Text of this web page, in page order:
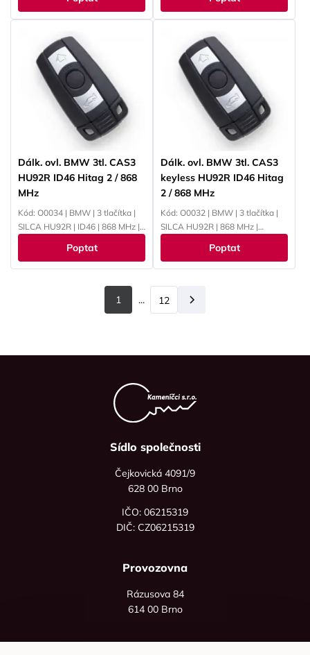
Dálk. ovl. BMW 3tl. CAS3
HU92R ID46 Hitag 2 / 868
MHz
Kód: O0034 | BMW | 3 tlačítka |
SILCA HU92R | ID46 | 868 MHz |
Poptat
Dálk. ovl. BMW 3tl. CAS3
keyless HU92R ID46 Hitag
2 / 868 MHz
Kód: O0032 | BMW | 3 tlačítka |
SILCA HU92R | 868 MHz |
Poptat
1 ... 12
Sídlo společnosti
Čejkovická 4091/9
628 00 Brno
IČO: 06215319
DIČ: CZ06215319
Provozovna
Rázusova 84
614 00 Brno